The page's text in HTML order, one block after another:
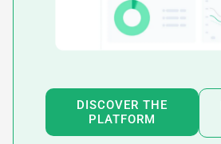
DISCOVER THE
PLATFORM